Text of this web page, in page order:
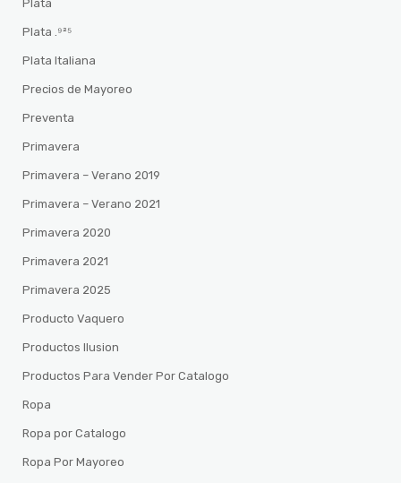
Plata
Plata .⁹²⁵
Plata Italiana
Precios de Mayoreo
Preventa
Primavera
Primavera – Verano 2019
Primavera – Verano 2021
Primavera 2020
Primavera 2021
Primavera 2025
Producto Vaquero
Productos Ilusion
Productos Para Vender Por Catalogo
Ropa
Ropa por Catalogo
Ropa Por Mayoreo